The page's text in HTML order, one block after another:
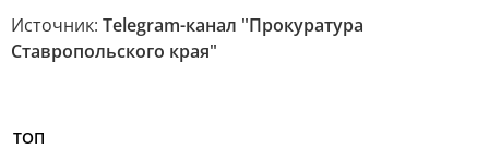
Источник: Telegram-канал "Прокуратура
Ставропольского края"
ТОП